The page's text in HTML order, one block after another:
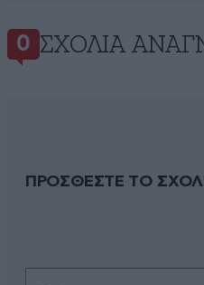
0 ΣΧΌΛΙΑ
ΠΡΟΣΘΕΣΤΕ ΤΟ